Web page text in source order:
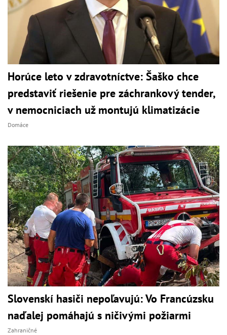
Horúce leto v zdravotníctve: Šaško chce
predstaviť riešenie pre záchrankový tender,
v nemocniciach už montujú klimatizácie
Domáce
Slovenskí hasiči nepoľavujú: Vo Francúzsku
naďalej pomáhajú s ničivými požiarmi
Zahraničné